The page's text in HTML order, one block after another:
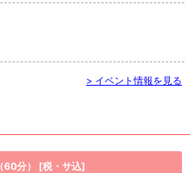
> イベント情報を見る
60分） [税・サ込]